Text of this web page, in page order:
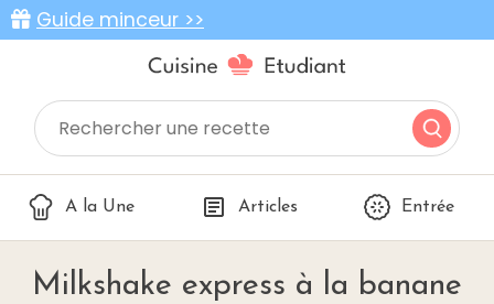
Guide minceur >>
A la Une Articles Entrée
Milkshake express à la banane